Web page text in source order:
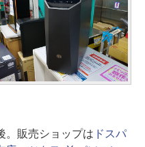
販売ショップは ドスパ